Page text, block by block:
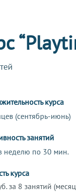
курса
(сентябрь-июнь)
занятий
неделю по 30 мин.
курса
за 8 занятий